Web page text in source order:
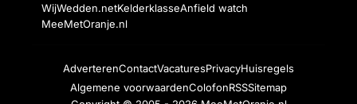
WijWedden.netKelderklasseAnfield watch
MeeMetOranje.nl
AdverterenContactVacaturesPrivacyHuisregels
Algemene voorwaardenColofonRSSSitemap